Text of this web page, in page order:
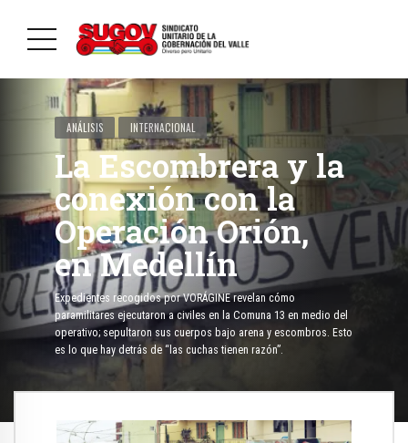
ANÁLISIS INTERNACIONAL
La Escombrera y la
conexión con la
Operación Orión,
en Medellín
Expedientes recogidos por VORÁGINE revelan cómo
paramilitares ejecutaron a civiles en la Comuna 13 en medio del
operativo; sepultaron sus cuerpos bajo arena y escombros. Esto
es lo que hay detrás de “las cuchas tienen razón”.